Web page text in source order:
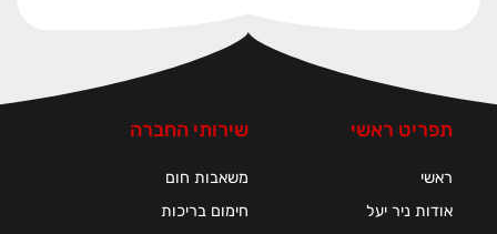
תפריט ראשי
ראשי
אודות ניר יעל
שירותי החברה
משאבות חום
חימום בריכות